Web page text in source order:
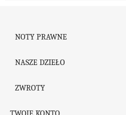
NOTY PRAWNE
NASZE DZIEŁO
ZWROTY